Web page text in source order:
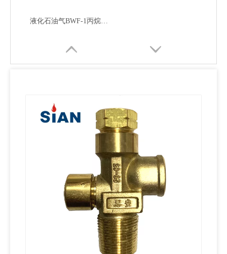
液化石油气BWF-1丙烷罐阀门2.5MPa燃烧器炉阀门PZ27.8气瓶阀门厂家